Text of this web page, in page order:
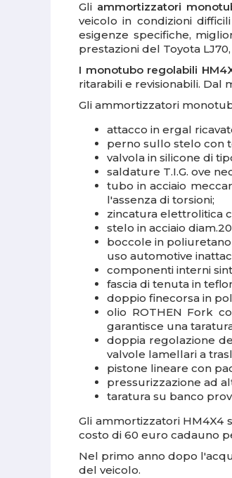
Gli ammortizzatori
veicolo in condizioni
esigenze specifiche,
prestazioni del Toyota
I monotubo regolabili
ritarabili e revisionabili. Dal
Gli ammortizzatori
attacco in ergal
perno sullo stelo con
valvola in silicone di
saldature T.I.G. ove
tubo in acciaio
l'assenza di torsioni;
zincatura elettrolitica
stelo in acciaio
boccole in
uso automotive
componenti interni
fascia di tenuta in
doppio finecorsa in
olio ROTHEN Fork
garantisce una
doppia regolazione
valvole lamellari a
pistone lineare con
pressurizzazione ad
taratura su banco
Gli ammortizzatori HM4X4
costo di 60 euro cadauno
Nel primo anno dopo
del veicolo.